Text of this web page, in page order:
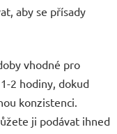
aby se přísady
vhodné pro
2 hodiny, dokud
konzistenci.
ji podávat ihned